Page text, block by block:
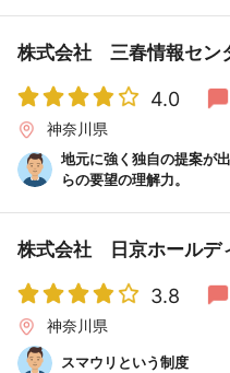
株式会社 三春情報セン
4.0
神奈川県
地元に強く独自の提案が
らの要望の理解力。
株式会社 日京ホールデ
3.8
神奈川県
スマウリという制度